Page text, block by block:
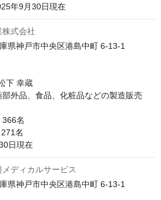
年9月30日現在
株式会社
県神戸市中央区港島中町 6-13-1
下 幸蔵
外品、食品、化粧品などの製造販売
名
名
日現在
メディカルサービス
県神戸市中央区港島中町 6-13-1